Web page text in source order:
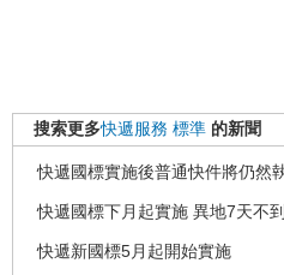
搜索更多快遞服務 標準 的新聞
快遞國標實施後普通快件將仍然
快遞國標下月起實施 異地7天不
快遞新國標5月起開始實施